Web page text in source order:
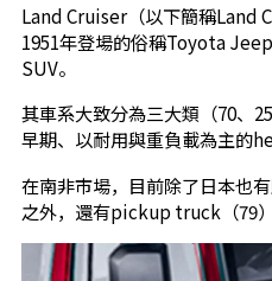
Land Cruiser（以下簡稱Land
1951年登場的俗稱Toyota
SUV。
其車系大致分為三大類（70、
早期、以耐用與重負載為主的
在南非市場，目前除了日本也
之外，還有pickup truck（79）